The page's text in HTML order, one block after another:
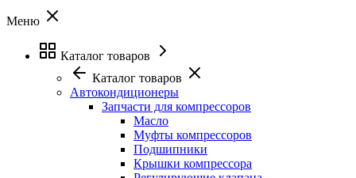
Меню
Каталог товаров
Каталог товаров
Автокондиционеры
Запчасти для компрессоров
Масло
Муфты компрессоров
Подшипники
Крышки компрессора